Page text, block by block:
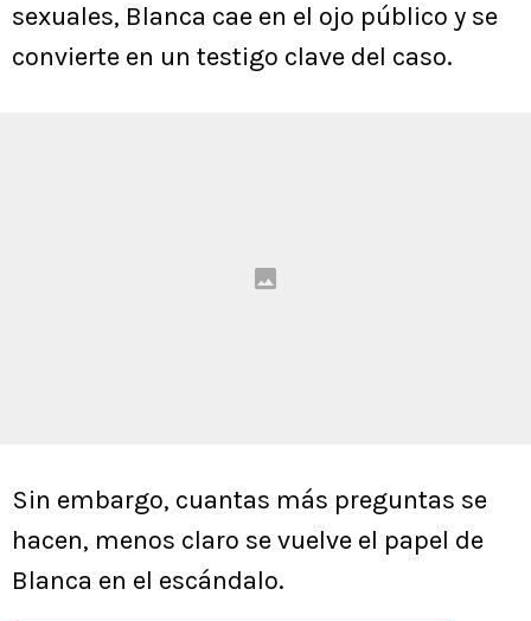
sexuales, Blanca cae en el ojo público y se
convierte en un testigo clave del caso.
Sin embargo, cuantas más preguntas se
hacen, menos claro se vuelve el papel de
Blanca en el escándalo.